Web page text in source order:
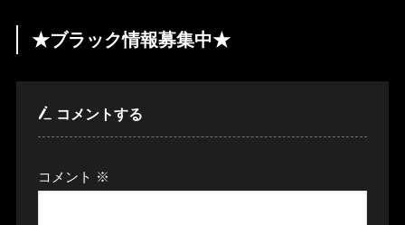
★ブラック情報募集中★
コメントする
コメント ※